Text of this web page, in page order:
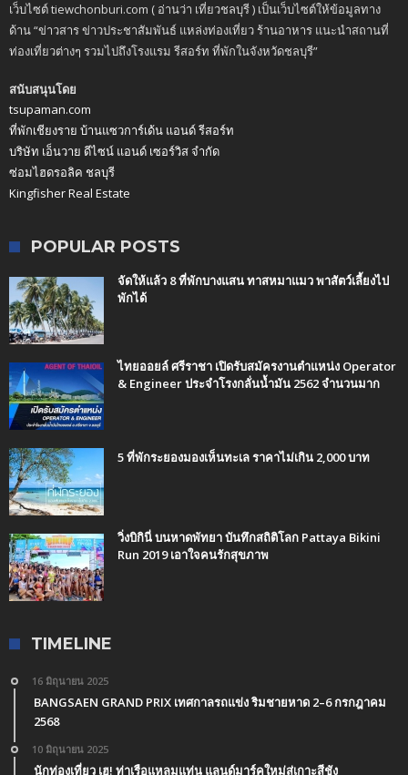
เว็บไซต์ tiewchonburi.com ( อ่านว่า เที่ยวชลบุรี ) เป็นเว็บไซต์ให้ข้อมูลทาง
ด้าน “ข่าวสาร ข่าวประชาสัมพันธ์ แหล่งท่องเที่ยว ร้านอาหาร แนะนำสถานที่
ท่องเที่ยวต่างๆ รวมไปถึงโรงแรม รีสอร์ท ที่พักในจังหวัดชลบุรี”
สนับสนุนโดย
tsupaman.com
ที่พักเชียงราย บ้านแซวการ์เด้น แอนด์ รีสอร์ท
บริษัท เอ็นวาย ดีไซน์ แอนด์ เซอร์วิส จำกัด
ซ่อมไฮดรอลิค ชลบุรี
Kingfisher Real Estate
POPULAR POSTS
จัดให้แล้ว 8 ที่พักบางแสน ทาสหมาแมว พาสัตว์เลี้ยงไป
พักได้
ไทยออยล์ ศรีราชา เปิดรับสมัครงานตำแหน่ง Operator
& Engineer ประจำโรงกลั่นน้ำมัน 2562 จำนวนมาก
5 ที่พักระยองมองเห็นทะเล ราคาไม่เกิน 2,000 บาท
วิ่งบิกินี่ บนหาดพัทยา บันทึกสถิติโลก Pattaya Bikini
Run 2019 เอาใจคนรักสุขภาพ
TIMELINE
16 มิถุนายน 2025
BANGSAEN GRAND PRIX เทศกาลรถแข่ง ริมชายหาด 2–6 กรกฎาคม
2568
10 มิถุนายน 2025
นักท่องเที่ยว เฮ! ท่าเรือแหลมแท่น แลนด์มาร์คใหม่สู่เกาะสีชัง